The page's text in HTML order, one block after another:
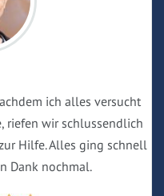
ich alles versucht
riefen wir schlussendlich
Hilfe. Alles ging schnell
Dank nochmal.